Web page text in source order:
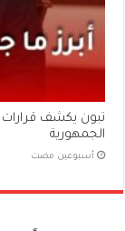
تبون يكشف قرارات
الجمهورية
‏أسبوعين مضت